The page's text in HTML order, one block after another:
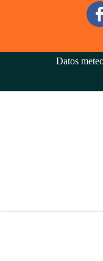
Datos